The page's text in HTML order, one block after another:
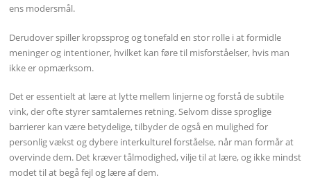
ens modersmål.
Derudover spiller kropssprog og tonefald en stor rolle i at formidle
meninger og intentioner, hvilket kan føre til misforståelser, hvis man
ikke er opmærksom.
Det er essentielt at lære at lytte mellem linjerne og forstå de subtile
vink, der ofte styrer samtalernes retning. Selvom disse sproglige
barrierer kan være betydelige, tilbyder de også en mulighed for
personlig vækst og dybere interkulturel forståelse, når man formår at
overvinde dem. Det kræver tålmodighed, vilje til at lære, og ikke mindst
modet til at begå fejl og lære af dem.